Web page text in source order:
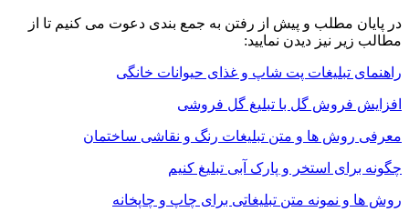
در پایان مطلب و پیش از رفتن به جمع بندی دعوت می کنیم تا از
مطالب زیر نیز دیدن نمایید:
راهنمای تبلیغات پت شاپ و غذای حیوانات خانگی
افزایش فروش گل با تبلیغ گل فروشی
معرفی روش ها و متن تبلیغات رنگ و نقاشی ساختمان
چگونه برای استخر و پارک آبی تبلیغ کنیم
روش ها و نمونه متن تبلیغاتی برای چاپ و چاپخانه